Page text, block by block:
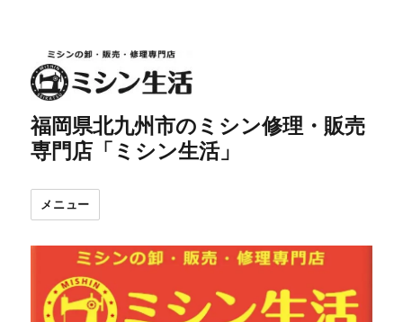
福岡県北九州市のミシン修理・販売
専門店「ミシン生活」
メニュー